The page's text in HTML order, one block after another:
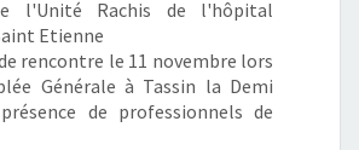
l'Unité Rachis de l'hôpital
Etienne
le 11 novembre lors
Générale à Tassin la Demi
de professionnels de